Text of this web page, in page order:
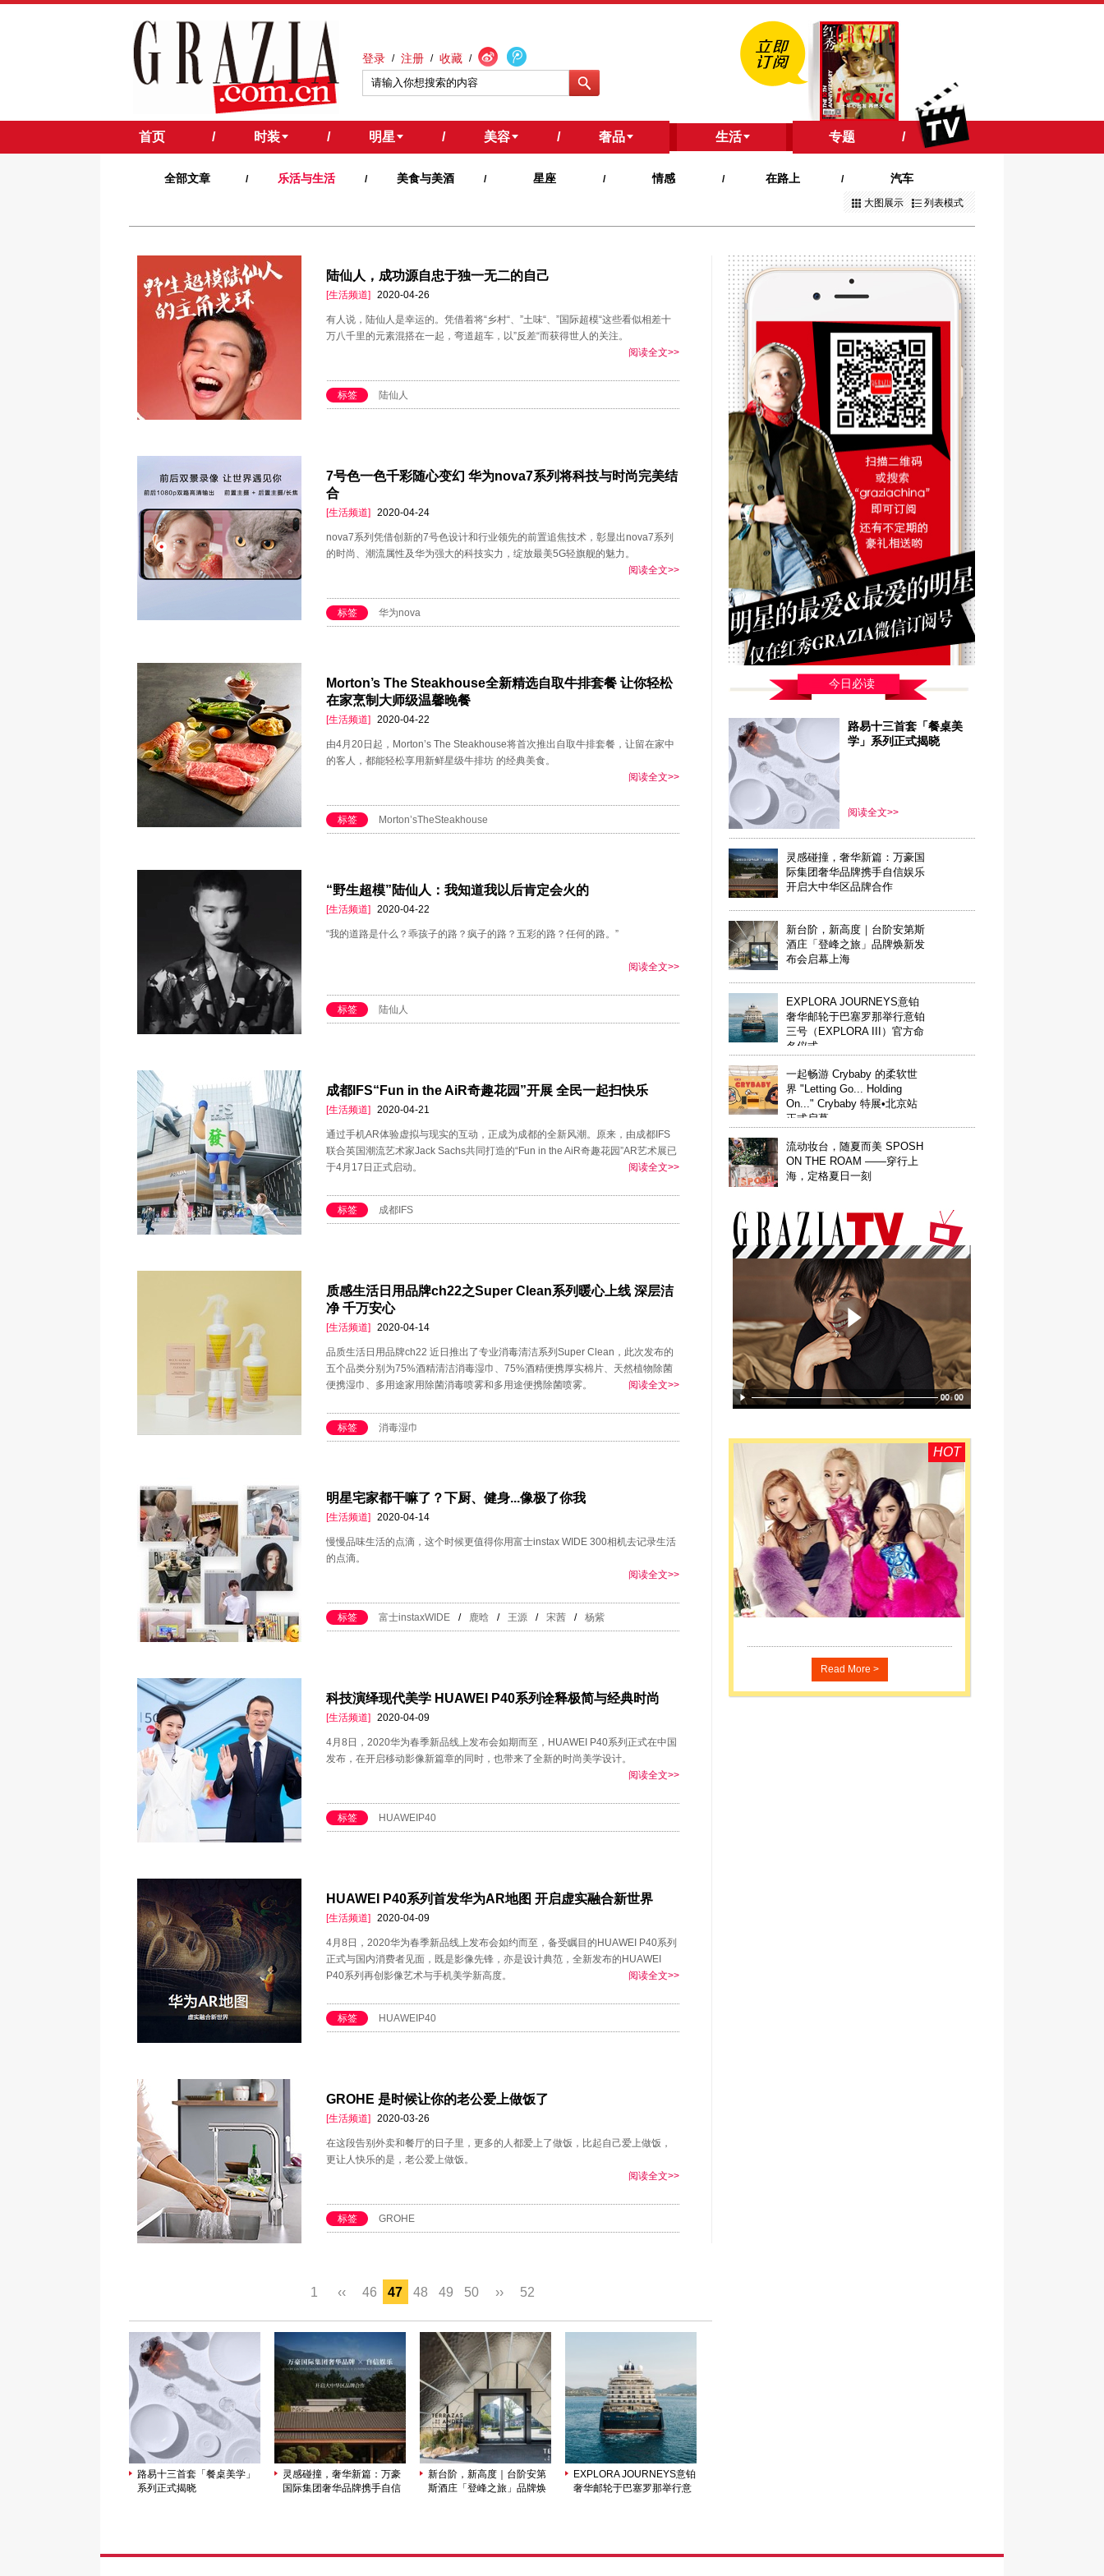
登录 / 注册 / 收藏 /
首页 / 时装 / 明星 / 美容 / 奢品 生活 专题 /
全部文章 / 乐活与生活 / 美食与美酒 / 星座 / 情感 / 在路上 / 汽车
大图展示 列表模式
陆仙人，成功源自忠于独一无二的自己
[生活频道] 2020-04-26
有人说，陆仙人是幸运的。凭借着将“乡村“、”土味“、”国际超模“这些看似相差十
万八千里的元素混搭在一起，弯道超车，以”反差“而获得世人的关注。
阅读全文>>
标签 陆仙人
7号色一色千彩随心变幻 华为nova7系列将科技与时尚完美结
合
[生活频道] 2020-04-24
nova7系列凭借创新的7号色设计和行业领先的前置追焦技术，彰显出nova7系列
的时尚、潮流属性及华为强大的科技实力，绽放最美5G轻旗舰的魅力。
阅读全文>>
标签 华为nova
Morton’s The Steakhouse全新精选自取牛排套餐 让你轻松
在家烹制大师级温馨晚餐
[生活频道] 2020-04-22
由4月20日起，Morton’s The Steakhouse将首次推出自取牛排套餐，让留在家中
的客人，都能轻松享用新鲜星级牛排坊 的经典美食。
阅读全文>>
标签 Morton’sTheSteakhouse
“野生超模”陆仙人：我知道我以后肯定会火的
[生活频道] 2020-04-22
“我的道路是什么？乖孩子的路？疯子的路？五彩的路？任何的路。”
阅读全文>>
标签 陆仙人
成都IFS“Fun in the AiR奇趣花园”开展 全民一起扫快乐
[生活频道] 2020-04-21
通过手机AR体验虚拟与现实的互动，正成为成都的全新风潮。原来，由成都IFS
联合英国潮流艺术家Jack Sachs共同打造的“Fun in the AiR奇趣花园”AR艺术展已
于4月17日正式启动。
阅读全文>>
标签 成都IFS
质感生活日用品牌ch22之Super Clean系列暖心上线 深层洁
净 千万安心
[生活频道] 2020-04-14
品质生活日用品牌ch22 近日推出了专业消毒清洁系列Super Clean，此次发布的
五个品类分别为75%酒精清洁消毒湿巾、75%酒精便携厚实棉片、天然植物除菌
便携湿巾、多用途家用除菌消毒喷雾和多用途便携除菌喷雾。
阅读全文>>
标签 消毒湿巾
明星宅家都干嘛了？下厨、健身...像极了你我
[生活频道] 2020-04-14
慢慢品味生活的点滴，这个时候更值得你用富士instax WIDE 300相机去记录生活
的点滴。
阅读全文>>
标签 富士instaxWIDE / 鹿晗 / 王源 / 宋茜 / 杨紫
科技演绎现代美学 HUAWEI P40系列诠释极简与经典时尚
[生活频道] 2020-04-09
4月8日，2020华为春季新品线上发布会如期而至，HUAWEI P40系列正式在中国
发布，在开启移动影像新篇章的同时，也带来了全新的时尚美学设计。
阅读全文>>
标签 HUAWEIP40
HUAWEI P40系列首发华为AR地图 开启虚实融合新世界
[生活频道] 2020-04-09
4月8日，2020华为春季新品线上发布会如约而至，备受瞩目的HUAWEI P40系列
正式与国内消费者见面，既是影像先锋，亦是设计典范，全新发布的HUAWEI
P40系列再创影像艺术与手机美学新高度。
阅读全文>>
标签 HUAWEIP40
GROHE 是时候让你的老公爱上做饭了
[生活频道] 2020-03-26
在这段告别外卖和餐厅的日子里，更多的人都爱上了做饭，比起自己爱上做饭，
更让人快乐的是，老公爱上做饭。
阅读全文>>
标签 GROHE
1 ‹‹ 46 47 48 49 50 ›› 52
路易十三首套「餐桌美学」
系列正式揭晓
灵感碰撞，奢华新篇：万豪
国际集团奢华品牌携手自信
新台阶，新高度｜台阶安第
斯酒庄「登峰之旅」品牌焕
EXPLORA JOURNEYS意铂
奢华邮轮于巴塞罗那举行意
今日必读
路易十三首套「餐桌美
学」系列正式揭晓
阅读全文>>
灵感碰撞，奢华新篇：万豪国
际集团奢华品牌携手自信娱乐
开启大中华区品牌合作
新台阶，新高度｜台阶安第斯
酒庄「登峰之旅」品牌焕新发
布会启幕上海
EXPLORA JOURNEYS意铂
奢华邮轮于巴塞罗那举行意铂
三号（EXPLORA III）官方命
名仪式
一起畅游 Crybaby 的柔软世
界 "Letting Go... Holding
On..." Crybaby 特展•北京站
正式启幕
流动妆台，随夏而美 SPOSH
ON THE ROAM ——穿行上
海，定格夏日一刻
HOT
Read More >